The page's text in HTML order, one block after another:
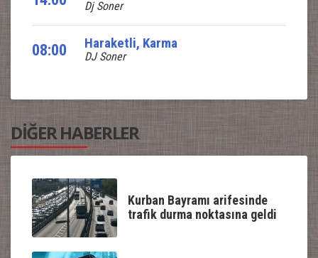
Dj Soner
08:00 Haraketli, Karma
DJ Soner
DİĞER HABERLER
Kurban Bayramı arifesinde
trafik durma noktasına geldi